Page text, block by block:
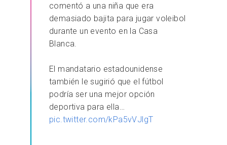
comentó a una niña que era
demasiado bajita para jugar voleibol
durante un evento en la Casa
Blanca.
El mandatario estadounidense
también le sugirió que el fútbol
podría ser una mejor opción
deportiva para ella…
pic.twitter.com/kPa5vVJlgT